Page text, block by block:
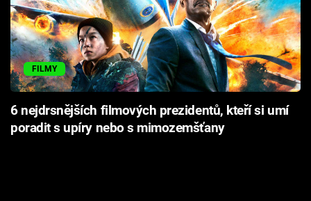
FILMY
6 nejdrsnějších filmových prezidentů, kteří si umí
poradit s upíry nebo s mimozemšťany